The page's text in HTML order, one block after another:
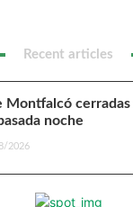
Recent articles
Montfalcó
noche
2026